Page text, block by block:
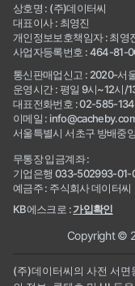
상호명 : (주)데이터씨
대표이사 : 최영진
개인정보보호책임자 : 최영
사업자등록번호 : 464-81-
통신판매업신고 : 2020-서
운영시간 : 평일 9시~12시/
대표전화번호 : 02-585-
이메일 :
서울특별시 서초구 방배중
무통장 입금계좌 :
기업은행 033-502993-
예금주 : 주식회사 데이터씨
KB에스크로 :가입확인
Copyright ©
(주)데이터씨의 사전 서